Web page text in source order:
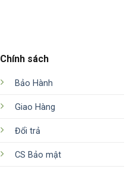
Chính sách
Bảo Hành
Giao Hàng
Đổi trả
CS Bảo mật